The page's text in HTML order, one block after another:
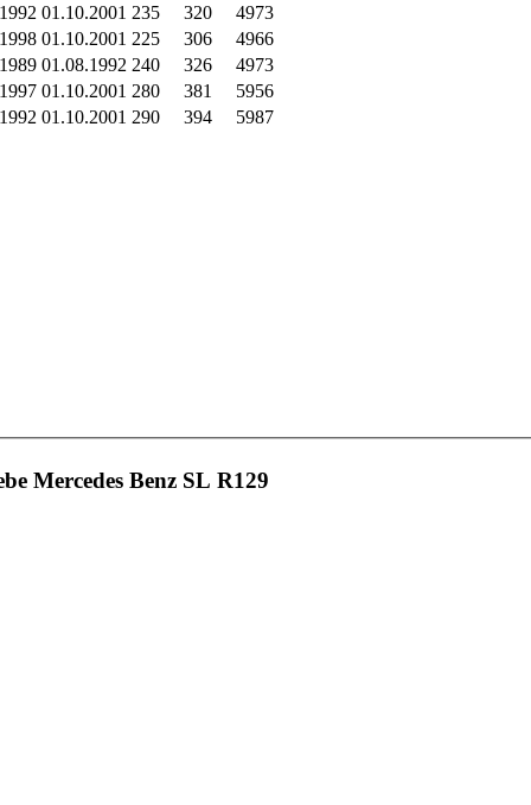
01.10.2001 235 320
4973
01.10.2001 225 306
4966
01.08.1992 240 326
4973
01.10.2001 280 381
5956
01.10.2001 290 394 5987
Mercedes Benz SL R129